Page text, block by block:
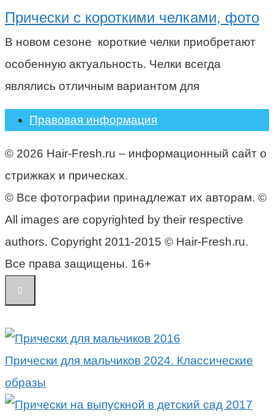
Прически с короткими челками, фото
В новом сезоне короткие челки приобретают
особенную актуальность. Челки всегда
являлись отличным вариантом для
Правовая информация
© 2026 Hair-Fresh.ru – информационный сайт о
стрижках и прическах.
© Все фотографии принадлежат их авторам. ©
All images are copyrighted by their respective
authors. Copyright 2011-2015 © Hair-Fresh.ru.
Все права защищены. 16+
Прически для мальчиков 2024. Классические
образы